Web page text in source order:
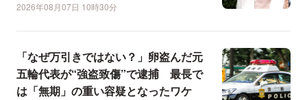
2026年08月07日 10時30分
「なぜ万引きではない？」卵盗んだ元
五輪代表が“強盗致傷”で逮捕 最長で
は「無期」の重い容疑となったワケ